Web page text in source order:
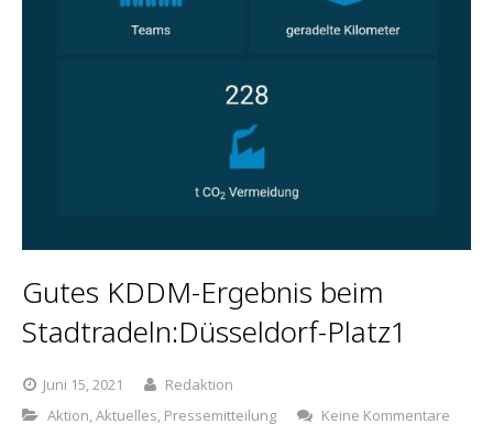
Gutes KDDM-Ergebnis beim
Stadtradeln:Düsseldorf-Platz1
Juni 15, 2021
Redaktion
Aktion,Aktuelles, Pressemitteilung Keine Kommentare